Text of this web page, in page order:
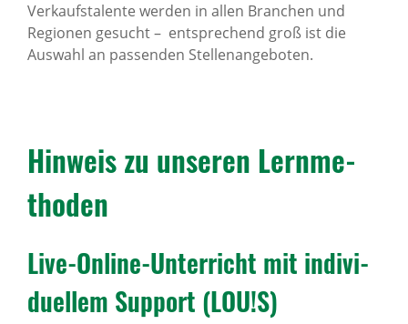
Verkaufstalente werden in allen Branchen und
Regionen gesucht – entsprechend groß ist die
Auswahl an passenden Stellenangeboten.
Hinweis zu unseren Lern­me­
thoden
Live-Online-Unter­richt mit indi­vi­
du­ellem Support (LOU!S)